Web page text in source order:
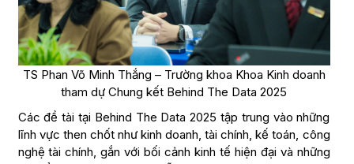
TS Phan Võ Minh Thắng – Trường khoa Khoa Kinh doanh
tham dự Chung kết Behind The Data 2025
Các đề tài tại Behind The Data 2025 tập trung vào những
lĩnh vực then chốt như kinh doanh, tài chính, kế toán, công
nghệ tài chính, gắn với bối cảnh kinh tế hiện đại và những